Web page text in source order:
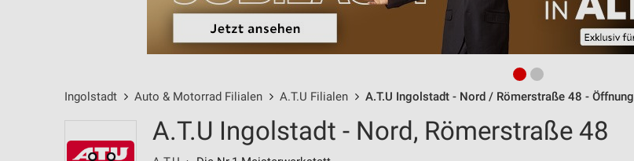
Ingolstadt Auto & Motorrad Filialen A.T.U Filialen A.T.U Ingolstadt - Nord / Römerstraße 48 -
A.T.U Ingolstadt - Nord, Römerstraße 48